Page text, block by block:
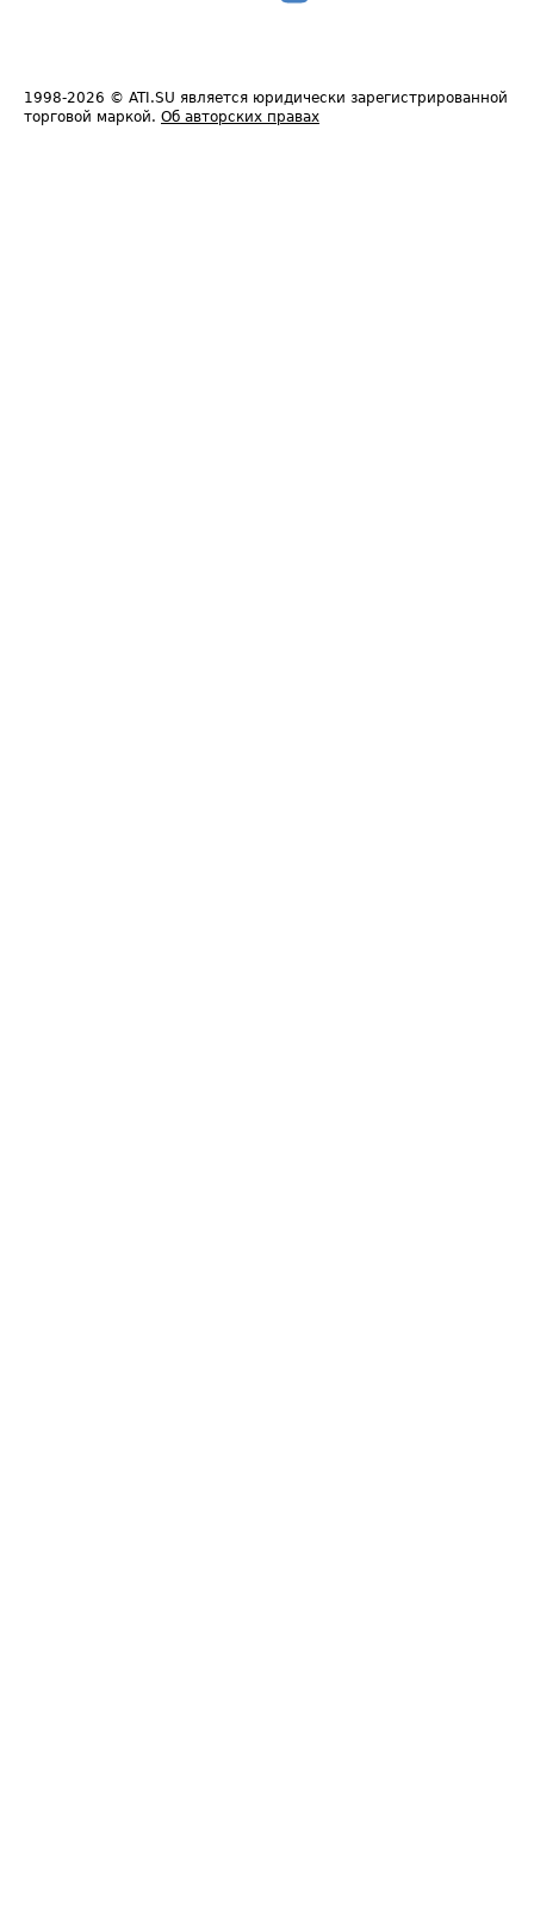
1998-2026 © ATI.SU является юридически зарегистрированной
торговой маркой. Об авторских правах